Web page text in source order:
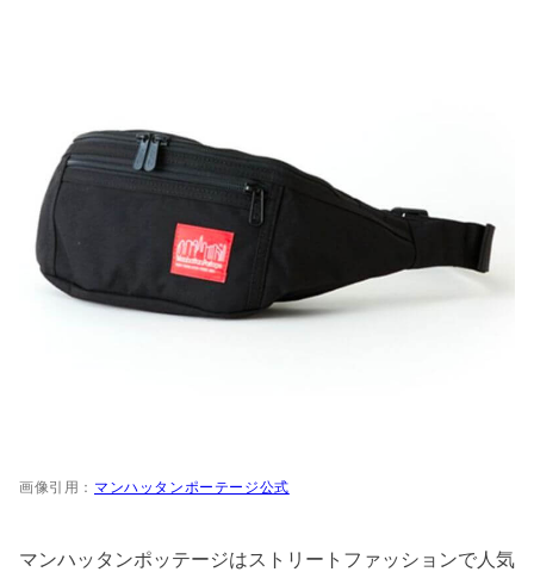
画像引用： マンハッタンポーテージ公式
マンハッタンポッテージはストリートファッションで人気